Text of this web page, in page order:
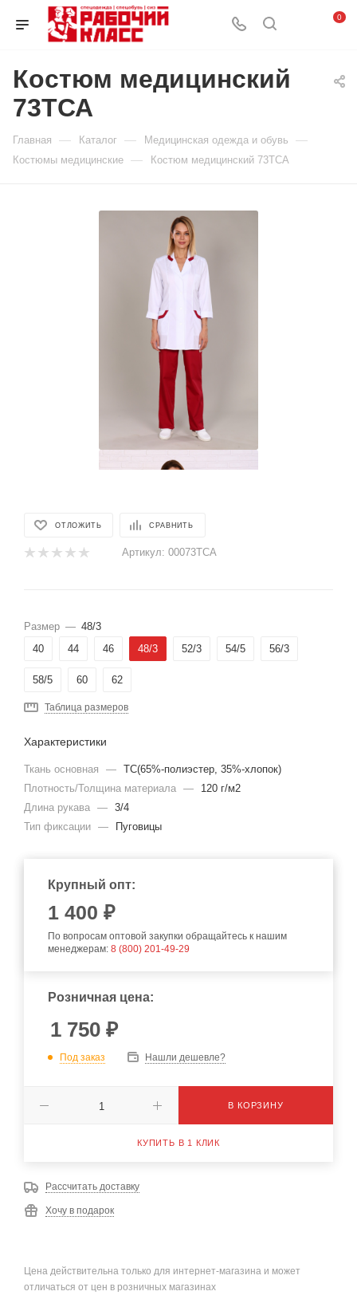
0
Костюм медицинский
73ТСА
Главная — Каталог — Медицинская одежда и обувь —
Костюмы медицинские — Костюм медицинский 73ТСА
ОТЛОЖИТЬ СРАВНИТЬ
Артикул: 00073ТСА
Размер — 48/3
40
44 46 48/3 52/3 54/5 56/3
58/5 60 62
Таблица размеров
Характеристики
Ткань основная — TC(65%-полиэстер, 35%-хлопок)
Плотность/Толщина материала —
120 г/м2
Длина рукава — 3/4
Тип фиксации — Пуговицы
Крупный опт:
1 400 ₽
По вопросам оптовой закупки обращайтесь к нашим
менеджерам: 8 (800) 201-49-29
Розничная цена:
1 750 ₽
Под заказ Нашли дешевле?
В КОРЗИНУ
КУПИТЬ В 1 КЛИК
Рассчитать доставку
Хочу в подарок
Цена действительна только для интернет-магазина и может
отличаться от цен в розничных магазинах